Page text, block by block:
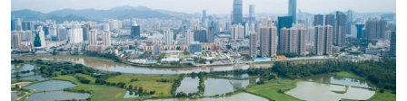
科技
影片
名家榜